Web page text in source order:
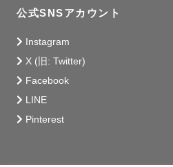
公式SNSアカウント
Instagram
X (旧: Twitter)
Facebook
LINE
Pinterest